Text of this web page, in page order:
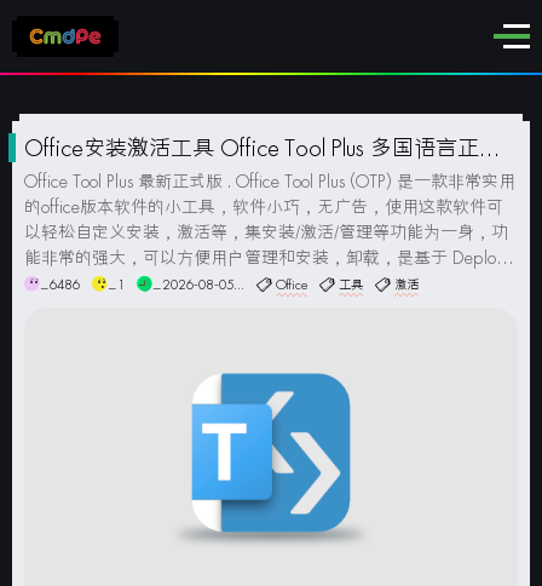
Office安装激活工具 Office Tool Plus 多国语言正式
版
Office Tool Plus 最新正式版 . Office Tool Plus (OTP) 是一款非常实用
的office版本软件的小工具，软件小巧，无广告，使用这款软件可
以轻松自定义安装，激活等，集安装/激活/管理等功能为一身，功
能非常的强大，可以方便用户管理和安装，卸载，是基于 Deploym
ent Tool 所打造的一款工具，可以自定义软件...
_6486 _1 _2026-08-05... Office 工具 激活